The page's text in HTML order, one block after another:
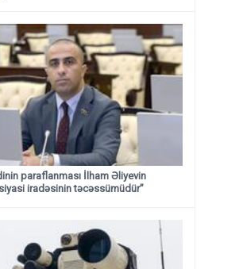
paraflanması İlham Əliyevin
iradəsinin təcəssümüdür”